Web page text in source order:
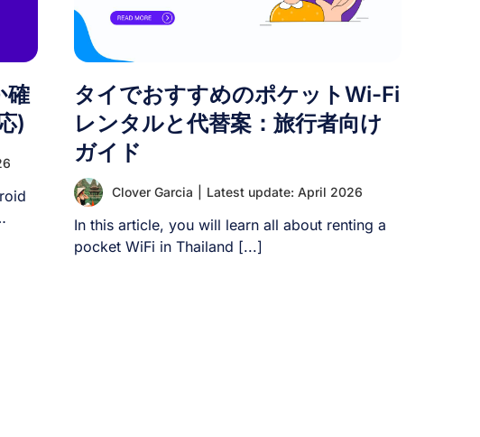
のキャリアにロックされたままであることを意味
します。 ただし、この方法は確実とは言えませ
ん。特定の国でのみロック解除されている端末も
では使用できても、他の国の事業者では使用でき
ない場合があります。 ロック解除状態を完全に確
認するには、特に海外旅行時に以下の手順を実行
してください。 以下では、AndroidとiOS端末で携
帯電話のロック解除状態を確認する方法を説明し
ます。 1. Androidスマートフォンのロック解除状
態の確認方法 Androidスマートフォンのロック解
除状態を確認する具体的な手順はメーカーによっ
確
)
タイでおすすめのポケットWi-Fi
レンタルと代替案：旅行者向け
ガイド
Clover Garcia Latest update: April 2026
In this article, you will learn all about renting a
pocket WiFi in Thailand [...]